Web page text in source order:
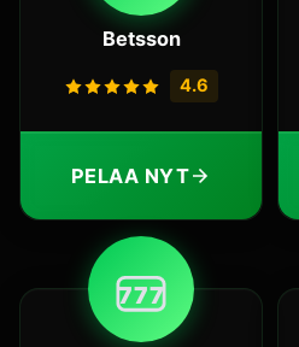
Betsson
4.6
PELAA NYT
777